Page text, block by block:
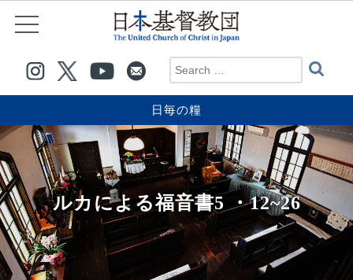
日毎の糧
ルカによる福音書5 ・12~26